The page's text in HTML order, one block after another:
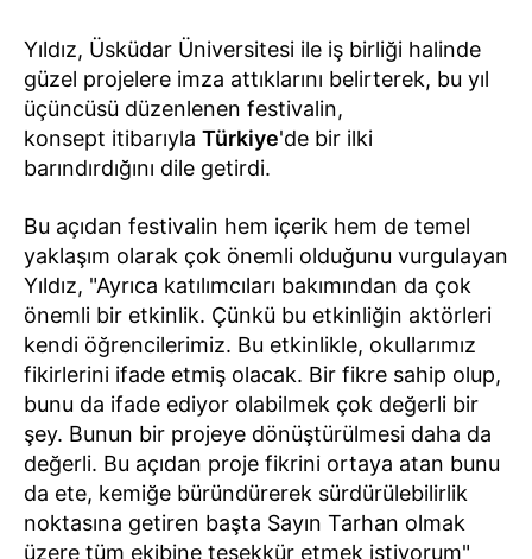
Yıldız, Üsküdar Üniversitesi ile iş birliği halinde
güzel projelere imza attıklarını belirterek, bu yıl
üçüncüsü düzenlenen festivalin,
konsept itibarıyla Türkiye'de bir ilki
barındırdığını dile getirdi.
Bu açıdan festivalin hem içerik hem de temel
yaklaşım olarak çok önemli olduğunu vurgulayan
Yıldız, "Ayrıca katılımcıları bakımından da çok
önemli bir etkinlik. Çünkü bu etkinliğin aktörleri
kendi öğrencilerimiz. Bu etkinlikle, okullarımız
fikirlerini ifade etmiş olacak. Bir fikre sahip olup,
bunu da ifade ediyor olabilmek çok değerli bir
şey. Bunun bir projeye dönüştürülmesi daha da
değerli. Bu açıdan proje fikrini ortaya atan bunu
da ete, kemiğe büründürerek sürdürülebilirlik
noktasına getiren başta Sayın Tarhan olmak
üzere tüm ekibine teşekkür etmek istiyorum"